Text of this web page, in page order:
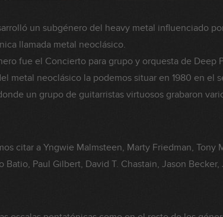
un subgénero del heavy metal influenciado
llamada metal neoclásico.
fue el Concierto para grupo y orquesta de Deep
metal neoclásico la podemos situar en 1980 en el
un grupo de guitarristas virtuosos grabaron
citar a Yngwie Malmsteen, Marty Friedman, Tony
Paul Gilbert, David T. Chastain, Jason Becker,